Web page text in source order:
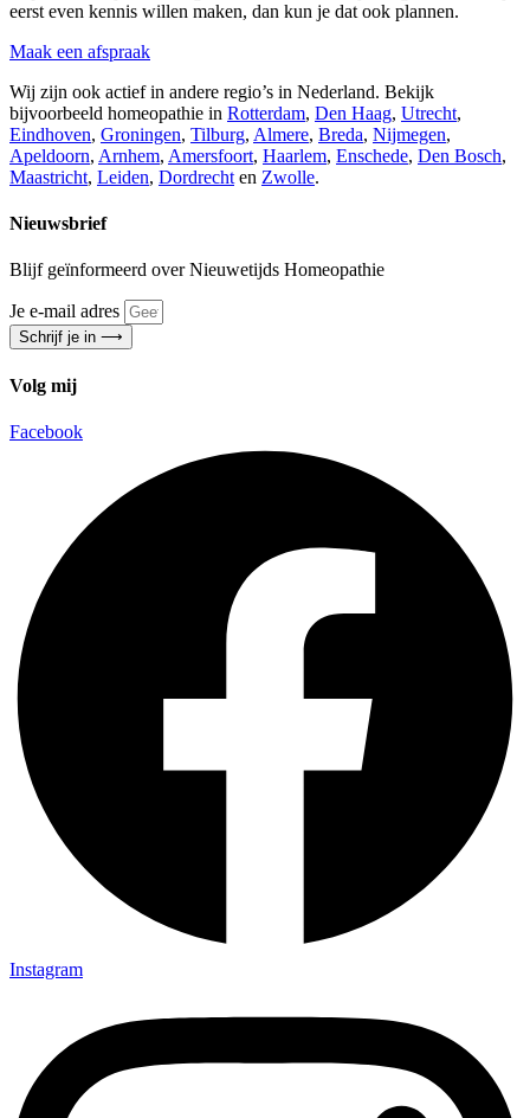
eerst even kennis willen maken, dan kun je dat ook plannen.
Maak een afspraak
Wij zijn ook actief in andere regio’s in Nederland. Bekijk
bijvoorbeeld homeopathie in Rotterdam, Den Haag, Utrecht,
Eindhoven, Groningen, Tilburg, Almere, Breda, Nijmegen,
Apeldoorn, Arnhem, Amersfoort, Haarlem, Enschede, Den Bosch,
Maastricht, Leiden, Dordrecht en Zwolle.
Nieuwsbrief
Blijf geïnformeerd over Nieuwetijds Homeopathie
Je e-mail adres
Schrijf je in ⟶
Volg mij
Facebook
Instagram